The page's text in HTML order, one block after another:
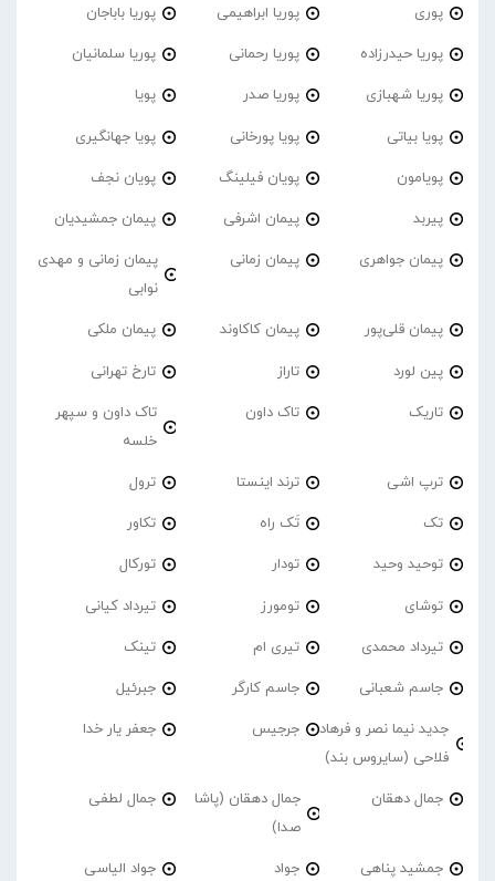
پوری پوریا ابراهیمی پوریا باباجان
پوریا حیدرزاده پوریا رحمانی پوریا سلمانیان
پوریا شهبازی پوریا صدر پویا
پویا بیاتی پویا پورخانی پویا جهانگیری
پویامون پویان فیلینگ پویان نجف
پیربد پیمان اشرفی پیمان جمشیدیان
پیمان جواهری پیمان زمانی
پیمان زمانی و مهدی
نوابی
پیمان قلی‌پور پیمان کاکاوند پیمان ملکی
پین لورد تاراز تارخ تهرانی
تاریک تاک داون
تاک داون و سپهر
خلسه
ترپ اشی ترند اینستا ترول
تک تَک راه تکاور
توحید وحید تودار تورکال
توشای تومورز تیرداد کیانی
تیرداد محمدی تیری ام تینک
جاسم شعبانی جاسم کارگر جبرئیل
جدید نیما نصر و فرهاد
فلاحی (سایروس بند)
جرجیس جعفر یار خدا
جمال دهقان
جمال دهقان (پاشا
صدا)
جمال لطفی
جمشید پناهی جواد جواد الیاسی